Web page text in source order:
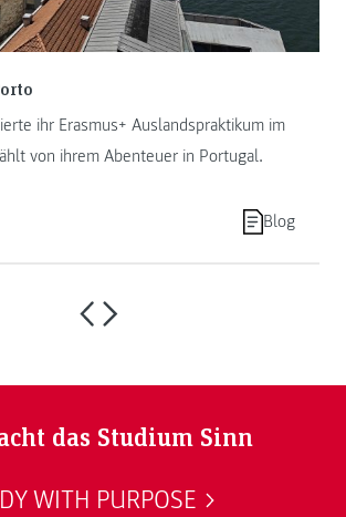
ihr Erasmus+ Auslandspraktikum im
von ihrem Abenteuer in Portugal.
Blog
das Studium Sinn
WITH PURPOSE